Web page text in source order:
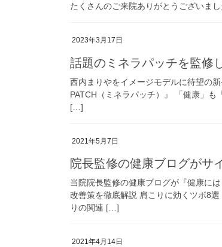
たくさんのご来院ありがとうございま
2023年3月17日
話題のミネラパッチを監修
西内まりやをイメージモデルに待望の
PATCH（ミネラパッチ）』 「健康」
[…]
2021年5月7日
院長監修の健康ブログがサ
当院院長監修の健康ブログが『健康に
改善策を徹底解説 肩こりに効くツボ8
りの関連 […]
2021年4月14日